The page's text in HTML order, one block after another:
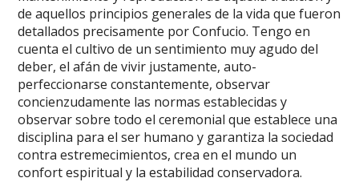
de aquellos principios generales de la vida que fueron
detallados precisamente por Confucio. Tengo en
cuenta el cultivo de un sentimiento muy agudo del
deber, el afán de vivir justamente, auto-
perfeccionarse constantemente, observar
concienzudamente las normas establecidas y
observar sobre todo el ceremonial que establece una
disciplina para el ser humano y garantiza la sociedad
contra estremecimientos, crea en el mundo un
confort espiritual y la estabilidad conservadora.